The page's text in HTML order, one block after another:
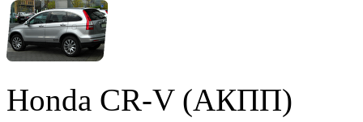
Honda CR-V (АКПП)